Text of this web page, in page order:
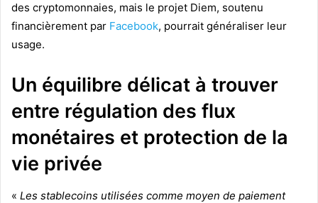
des cryptomonnaies, mais le projet Diem, soutenu
financièrement par Facebook, pourrait généraliser leur
usage.
Un équilibre délicat à trouver
entre régulation des flux
monétaires et protection de la
vie privée
« Les stablecoins utilisées comme moyen de paiement